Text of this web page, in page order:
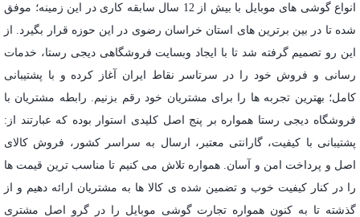
انواع گوشی های موبایل با بیش از 12 سال سابقه کاری در این زمینه؛ موفق
شده تا در بین برترین های استان خراسان رضوی در این حوزه قرار بگیرد. از
این رو تصمیم گرفته شد تا با ایجاد وبسایت فروشگاهی دیجی رستا، خدمات
رسانی و فروش خود را در سرتاسر نقاط ایران آغاز کرده و با پشتیبانی
کامل؛ بهترین تجربه ها را برای مشتریان خود رقم بزنیم. رابطه مشتریان با
فروشگاه دیجی رستا همواره بر پنج اصل کلیدی استوار بوده که عبارتند از:
پشتیبانی با کیفیت، گارانتی معتبر، ارسال به سراسر کشور، فروش کالای
اصل و پرداخت امن و آسان. همواره تلاش می کنیم تا مناسب ترین قیمت ها
را در کنار کیفیت خوب و تضمین شده ی کالا ها به مشتریان ارائه دهیم و از
گذشته تا به کنون همواره تجارت گوشی موبایل را در گرو اصل مشتری